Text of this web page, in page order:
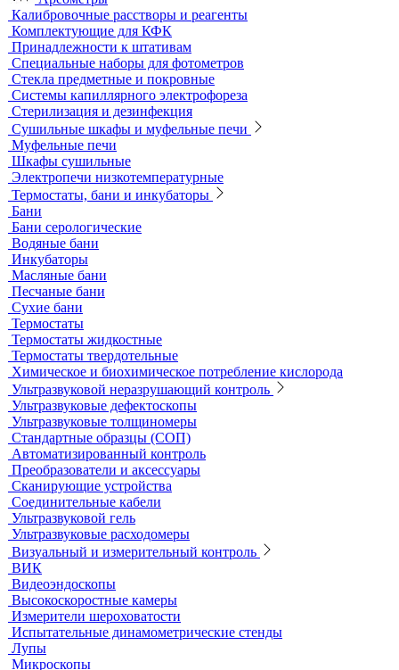
Общелабораторное оборудование LOIP
Продукция компании IKA Werke
Расходные материалы
Ареометры
Калибровочные расстворы и реагенты
Комплектующие для КФК
Принадлежности к штативам
Специальные наборы для фотометров
Стекла предметные и покровные
Системы капиллярного электрофореза
Стерилизация и дезинфекция
Сушильные шкафы и муфельные печи
Муфельные печи
Шкафы сушильные
Электропечи низкотемпературные
Термостаты, бани и инкубаторы
Бани
Бани серологические
Водяные бани
Инкубаторы
Масляные бани
Песчаные бани
Сухие бани
Термостаты
Термостаты жидкостные
Термостаты твердотельные
Химическое и биохимическое потребление кислорода
Ультразвуковой неразрушающий контроль
Ультразвуковые дефектоскопы
Ультразвуковые толщиномеры
Стандартные образцы (СОП)
Автоматизированный контроль
Преобразователи и аксессуары
Сканирующие устройства
Соединительные кабели
Ультразвуковой гель
Ультразвуковые расходомеры